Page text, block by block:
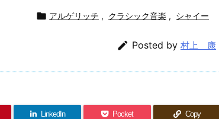
 アルゲリッチ , クラシック音楽 , シャイー
 Posted by 村上 康
LinkedIn Pocket Copy